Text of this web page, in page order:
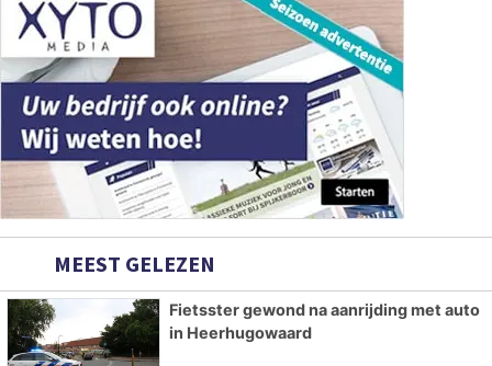
MEEST GELEZEN
Fietsster gewond na aanrijding met auto
in Heerhugowaard